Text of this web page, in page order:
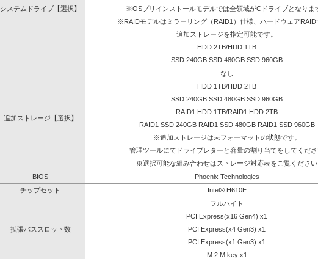
システムドライブ【選択】
※OSプリインストールモデルでは全領域がCドライブとなりま
※RAIDモデルはミラーリング（RAID1）仕様、ハードウェアRAID
追加ストレージを指定可能です。
HDD 2TB/HDD 1TB
SSD 240GB SSD 480GB SSD 960GB
追加ストレージ【選択】
なし
HDD 1TB/HDD 2TB
SSD 240GB SSD 480GB SSD 960GB
RAID1 HDD 1TB/RAID1 HDD 2TB
RAID1 SSD 240GB RAID1 SSD 480GB RAID1 SSD 960GB
※追加ストレージは未フォーマットの状態です。
管理ツールにてドライブレターと容量の割り当てをしてくだ
※選択可能な組み合わせはストレージ対応表をご覧ください
BIOS
Phoenix Technologies
チップセット
Intel® H610E
拡張バススロット数
フルハイト
PCI Express(x16 Gen4) x1
PCI Express(x4 Gen3) x1
PCI Express(x1 Gen3) x1
M.2 M key x1